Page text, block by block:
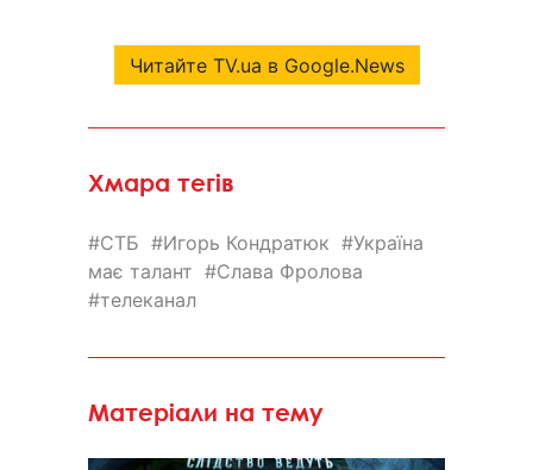
Читайте TV.ua в Google.News
Хмара тегів
СТБ Игорь Кондратюк
Україна
має талант
Слава Фролова
телеканал
Матеріали на тему